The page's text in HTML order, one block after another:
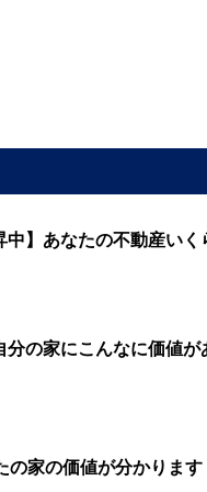
中】あなたの不動産い
分の家にこんなに価値
の家の価値が分かります